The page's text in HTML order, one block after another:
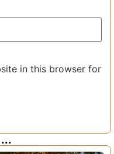
in this browser for
اقرأ أيضاً ...